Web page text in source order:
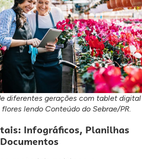
diferentes gerações com tablet digital
lendo Conteúdo do Sebrae/PR.
Infográficos, Planilhas